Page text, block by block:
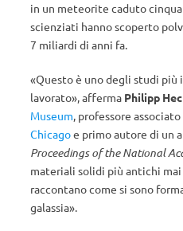
in un meteorite caduto
scienziati hanno scoperto
7 miliardi di anni fa.
«Questo è uno degli studi più
lavorato», afferma Philipp
Museum, professore associato
Chicagoe primo autore di un
Proceedings of the National
materiali solidi più antichi
raccontano come si sono
galassia».